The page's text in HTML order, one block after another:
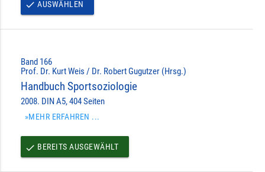
done AUSWÄHLEN
Band 166
Prof. Dr. Kurt Weis / Dr. Robert Gugutzer (Hrsg.)
Handbuch Sportsoziologie
2008. DIN A5, 404 Seiten
»MEHR ERFAHREN ...
done BEREITS AUSGEWÄHLT